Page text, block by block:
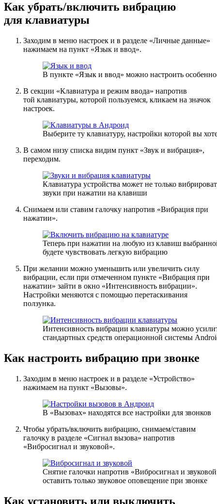
Как убрать/включить вибрацию
для клавиатуры
Заходим в меню настроек и в разделе «Личные данные»
нажимаем на пункт «Язык и ввод».
В пункте «Язык и ввод» можно настроить
В секции «Клавиатура и режим ввода» напротив
той клавиатуры, которой пользуемся, кликаем на значок
настроек.
Выберите ту клавиатуру, настройки которой вы
В самом низу списка видим пункт «Звук и вибрация»,
переходим.
Клавиатура устройства может не только
звуки при нажатии на клавиши
Снимаем или ставим галочку напротив «Вибрация при
нажатии».
Теперь при нажатии на любую из клавиш
будете чувствовать легкую вибрацию
При желании можно уменьшить или увеличить силу
вибрации, если при отмеченном пункте «Вибрация при
нажатии» зайти в окно «Интенсивность вибрации».
Настройки меняются с помощью перетаскивания
ползунка.
Интенсивность вибрации клавиатуры можно
стандартных средств операционной системы
Как настроить вибрацию при звонке
Заходим в меню настроек и в разделе «Устройство»
нажимаем на пункт «Вызовы».
В «Вызовах» находятся все настройки для звонков
Чтобы убрать/включить вибрацию, снимаем/ставим
галочку в разделе «Сигнал вызова» напротив
«Вибросигнал и звуковой».
Снятие галочки напротив «Вибросигнал и
оставить только звуковое оповещение при звонке
Как установить или выключить